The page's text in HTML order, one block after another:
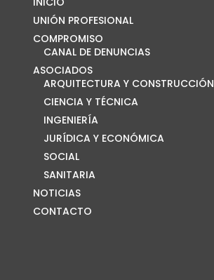
UNIÓN PROFESIONAL
COMPROMISO
CANAL DE DENUNCIAS
ASOCIADOS
ARQUITECTURA Y CONSTRUCCIÓN
CIENCIA Y TÉCNICA
INGENIERÍA
JURÍDICA Y ECONÓMICA
SOCIAL
SANITARIA
NOTICIAS
CONTACTO